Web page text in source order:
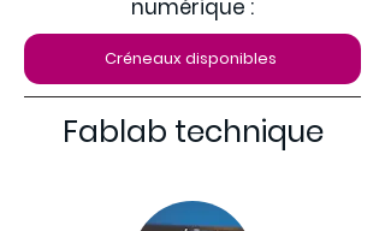
numérique :
Créneaux disponibles
Fablab technique